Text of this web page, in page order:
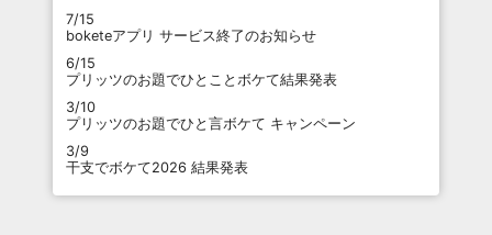
7/15
boketeアプリ サービス終了のお知らせ
6/15
プリッツのお題でひとことボケて結果発表
3/10
プリッツのお題でひと言ボケて キャンペーン
3/9
干支でボケて2026 結果発表